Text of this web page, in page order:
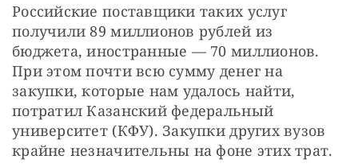
Российские поставщики таких услуг
получили 89 миллионов рублей из
бюджета, иностранные — 70 миллионов.
При этом почти всю сумму денег на
закупки, которые нам удалось найти,
потратил Казанский федеральный
университет (КФУ). Закупки других вузов
крайне незначительны на фоне этих трат.